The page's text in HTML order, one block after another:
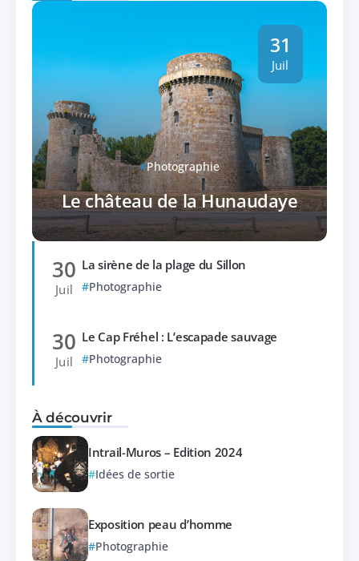
Photographie
Le château de la Hunaudaye
31
Juil
30
Juil
La sirène de la plage du Sillon
Photographie
30
Juil
Le Cap Fréhel : L’escapade sauvage
Photographie
À découvrir
Intrail-Muros – Edition 2024
Idées de sortie
Exposition peau d’homme
Photographie